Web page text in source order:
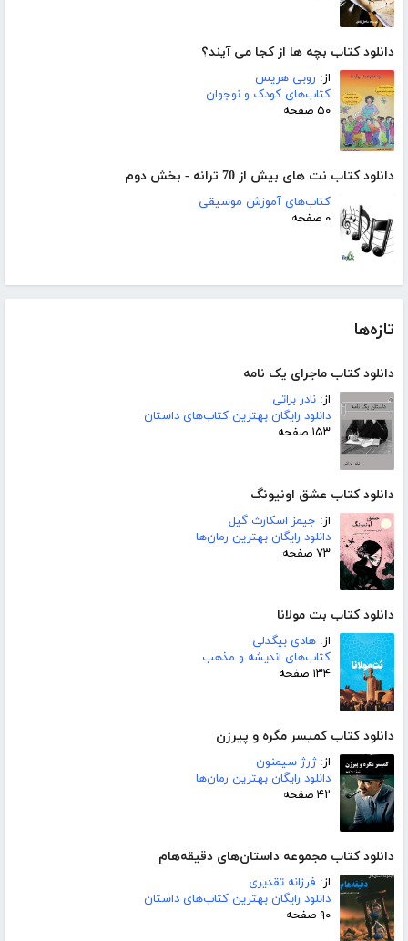
دانلود کتاب بچه ها از کجا می آیند؟
از: روبی هریس
کتاب‌های کودک و نوجوان
۵۰ صفحه
دانلود کتاب نت های بیش از 70 ترانه - بخش دوم
کتاب‌های آموزش موسیقی
۰ صفحه
تازه‌ها
دانلود کتاب ماجرای یک نامه
از: نادر براتی
دانلود رایگان بهترین کتاب‌های داستان
۱۵۳ صفحه
دانلود کتاب عشق اونیونگ
از: جیمز اسکارث گیل
دانلود رایگان بهترین رمان‌ها
۷۳ صفحه
دانلود کتاب بت مولانا
از: هادی بیگدلی
کتاب‌های اندیشه و مذهب
۱۳۴ صفحه
دانلود کتاب کمیسر مگره و پیرزن
از:ژرژ سیمنون
دانلود رایگان بهترین رمان‌ها
۴۲ صفحه
دانلود کتاب مجموعه داستان‌های دقیقه‌هام
از: فرزانه تقدیری
دانلود رایگان بهترین کتاب‌های داستان
۹۰ صفحه